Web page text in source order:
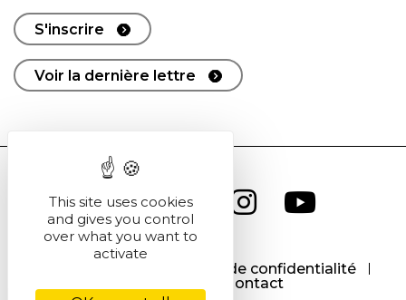
S'inscrire
Voir la dernière lettre
Politique de confidentialité
Contact
This site uses cookies
and gives you control
over what you want to
activate